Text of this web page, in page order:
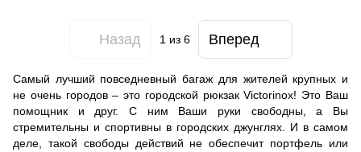
Назад 1 из 6 Вперед
Самый лучший повседневный багаж для жителей крупных и
не очень городов – это городской рюкзак Victorinox! Это Ваш
помощник и друг. С ним Ваши руки свободны, а Вы
стремительны и спортивны в городских джунглях. И в самом
деле, такой свободы действий не обеспечит портфель или